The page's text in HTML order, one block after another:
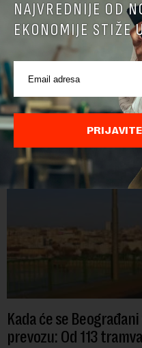
POVEZANI SADRŽAJI
Kada će se
prevozu: Od 113
NAJVREDNIJE OD
EKONOMIJE STIŽE